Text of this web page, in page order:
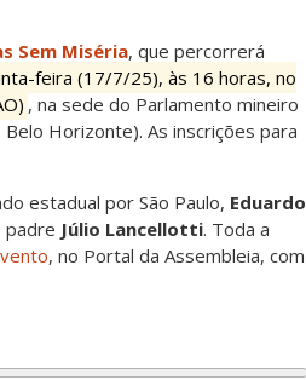
Sem Miséria, que percorrerá
feira (17/7/25), às 16 horas, no
, na sede do Parlamento mineiro
Horizonte). As inscrições para
estadual por São Paulo, Eduardo
padre Júlio Lancellotti. Toda a
, no Portal da Assembleia, com